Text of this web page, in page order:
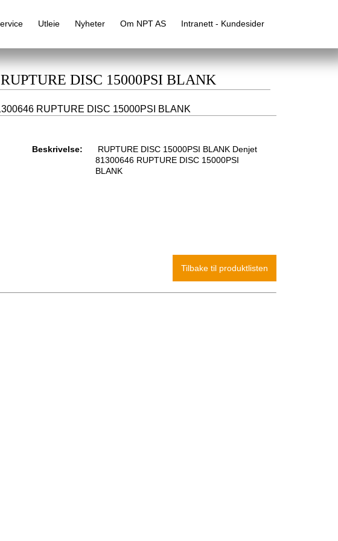
Utleie Nyheter Om NPT AS Intranett - Kundesider
DISC 15000PSI BLANK
RUPTURE DISC 15000PSI BLANK
Beskrivelse:
RUPTURE DISC 15000PSI BLANK Denjet
81300646 RUPTURE DISC 15000PSI
BLANK